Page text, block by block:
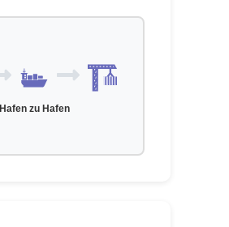
Hafen zu Hafen